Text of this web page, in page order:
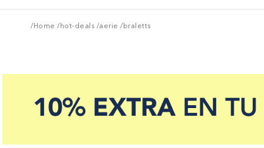
/Home /hot-deals /aerie /braletts